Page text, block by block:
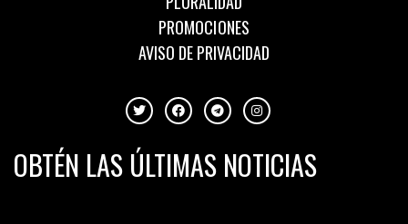
PROMOCIONES
AVISO DE PRIVACIDAD
OBTÉN LAS ÚLTIMAS NOTICIAS